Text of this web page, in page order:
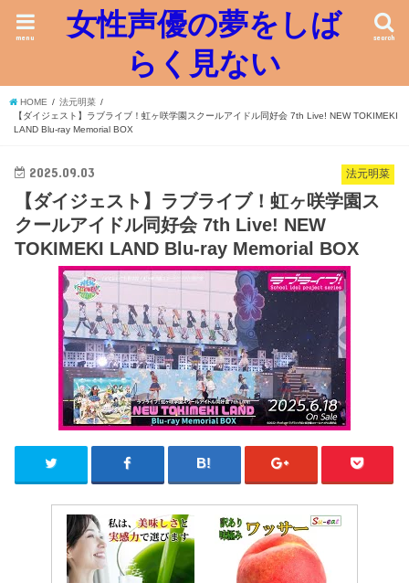
女性声優の夢をしば
らく見ない
search
menu
HOME
法元明菜
【ダイジェスト】ラブライブ！虹ヶ咲学園スクールアイドル同好会 7th Live! NEW TOKIMEKI
LAND Blu-ray Memorial BOX
法元明菜
2025.09.03
【ダイジェスト】ラブライブ！虹ヶ咲学園ス
クールアイドル同好会 7th Live! NEW
TOKIMEKI LAND Blu-ray Memorial BOX